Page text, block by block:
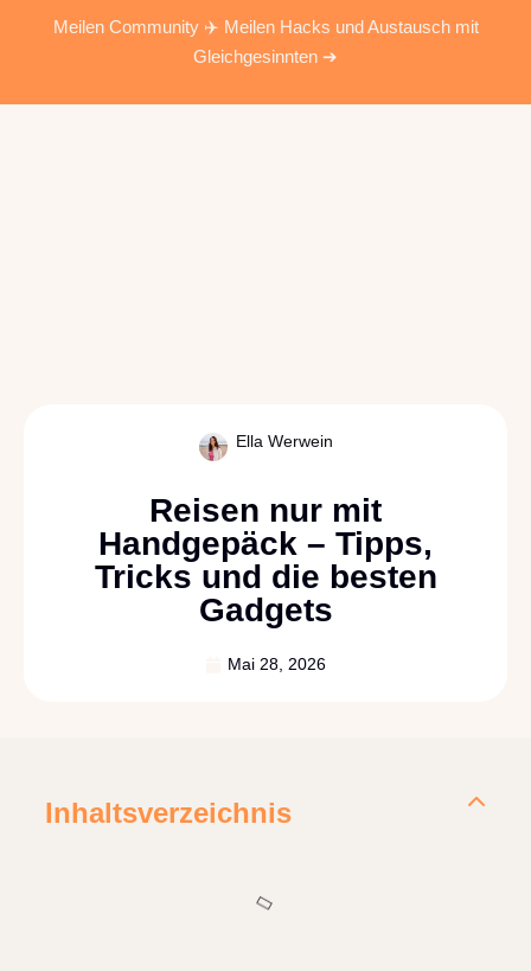
Meilen Community ✈️ Meilen Hacks und Austausch mit
Gleichgesinnten ➔
Ella Werwein
Reisen nur mit
Handgepäck – Tipps,
Tricks und die besten
Gadgets
Mai 28, 2026
Inhaltsverzeichnis